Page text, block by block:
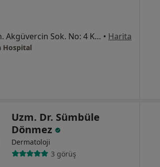
İdealtepe Mah. Akgüvercin Sok. No: 4 Küçükyalı, Maltepe • Harita
Hospital
Uzm. Dr. Sümbüle
Dönmez
Dermatoloji
3 görüş